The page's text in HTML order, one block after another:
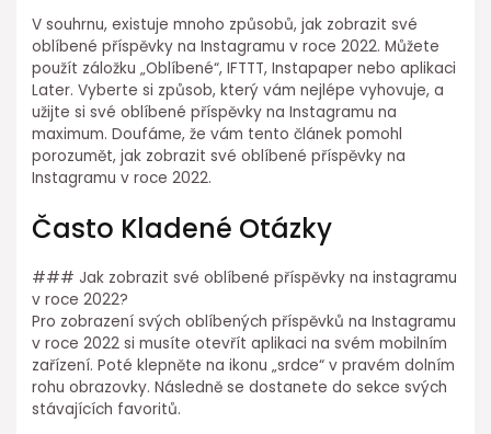
V souhrnu, existuje mnoho způsobů, jak zobrazit své
oblíbené příspěvky na Instagramu v roce 2022. Můžete
použít záložku „Oblíbené“, IFTTT, Instapaper nebo aplikaci
Later. Vyberte si způsob, který vám nejlépe vyhovuje, a
užijte si své oblíbené příspěvky na Instagramu na
maximum. Doufáme, že vám tento článek pomohl
porozumět, jak zobrazit své oblíbené příspěvky na
Instagramu v roce 2022.
Často Kladené Otázky
### Jak zobrazit své oblíbené příspěvky na instagramu
v roce 2022?
Pro zobrazení svých oblíbených příspěvků na Instagramu
v roce 2022 si musíte otevřít aplikaci na svém mobilním
zařízení. Poté klepněte na ikonu „srdce“ v pravém dolním
rohu obrazovky. Následně se dostanete do sekce svých
stávajících favoritů.